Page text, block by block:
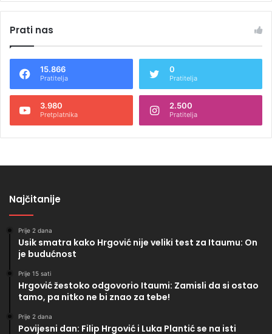
Prati nas
15.866
Pratitelja
0
Pratitelja
3.980
Pretplatnika
2.500
Pratitelja
Najčitanije
Prije 2 dana
Usik smatra kako Hrgović nije veliki test za Itaumu: On
je budućnost
Prije 15 sati
Hrgović žestoko odgovorio Itaumi: Zamisli da si ostao
tamo, pa nitko ne bi znao za tebe!
Prije 2 dana
Povijesni dan: Filip Hrgović i Luka Plantić se na isti